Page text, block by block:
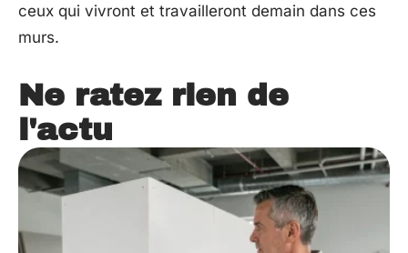
ceux qui vivront et travailleront demain dans ces
murs.
Ne ratez rien de
l'actu